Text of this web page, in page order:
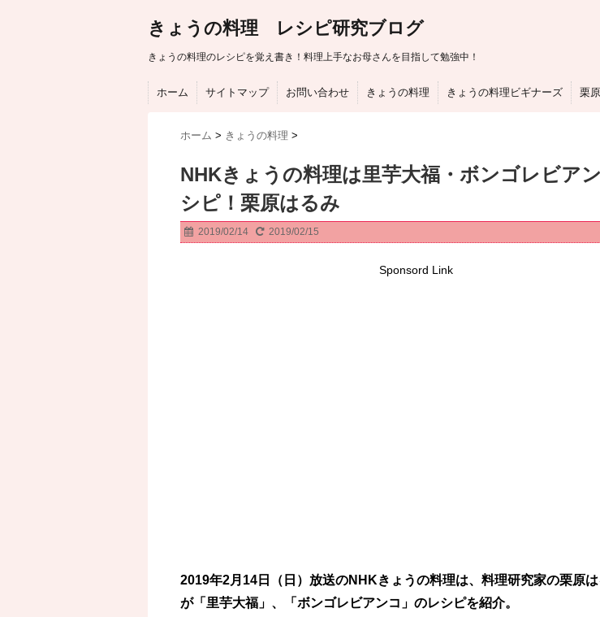
きょうの料理 レシピ研究ブログ
きょうの料理のレシピを覚え書き！料理上手なお母さんを目指して勉強中！
ホーム サイトマップ お問い合わせ きょうの料理 きょうの料理ビギナーズ 栗
ホーム > きょうの料理 >
NHKきょうの料理は里芋大福・ボンゴレビア
シピ！栗原はるみ
2019/02/14 2019/02/15
Sponsord Link
2019年2月14日（日）放送のNHKきょうの料理は、料理研究家の栗原
が「里芋大福」、「ボンゴレビアンコ」のレシピを紹介。